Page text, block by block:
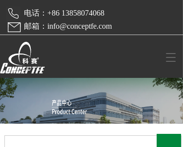
电话：+86 13858074068
邮箱：info@conceptfe.com
T
g
g
a
v